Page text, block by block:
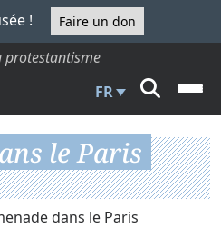
! Faire un don
protestantisme
FR
le Paris
dans le Paris